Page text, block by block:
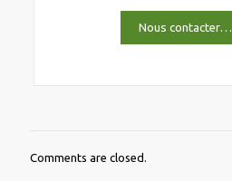
Nous contacter…
Comments are closed.